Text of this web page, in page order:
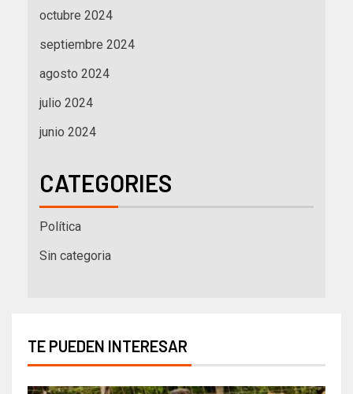
octubre 2024
septiembre 2024
agosto 2024
julio 2024
junio 2024
CATEGORIES
Política
Sin categoria
TE PUEDEN INTERESAR